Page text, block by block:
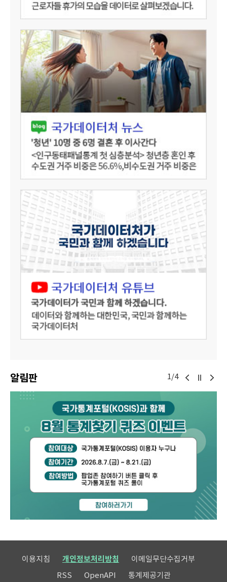
알림판 1/4
이용지침 개인정보처리방침
이메일무단수집거부
RSS
OpenAPI 통계제공기관